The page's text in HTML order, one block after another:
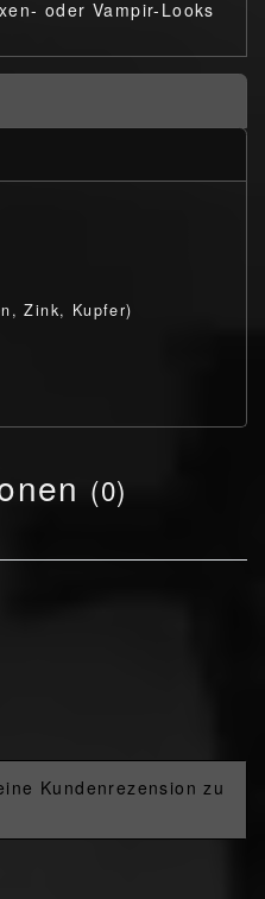
oder Vampir-Looks
Zink, Kupfer)
(0)
Kundenrezension zu